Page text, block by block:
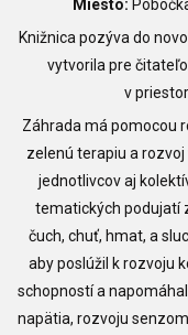
Miesto:
Knižnica pozýva do
vytvorila pre
v
Záhrada má pomocou
zelenú terapiu a
jednotlivcov aj
tematických podujatí
čuch, chuť, hmat, a
aby poslúžil k rozvoju
schopností a
napätia, rozvoju